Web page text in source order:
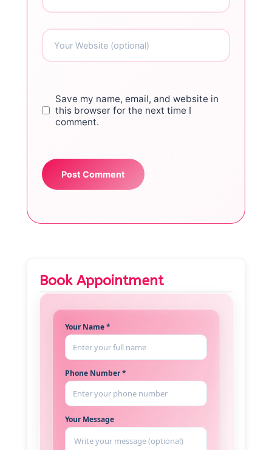
Save my name, email, and website in
this browser for the next time I
comment.
Book Appointment
Your Name *
Phone Number *
Your Message